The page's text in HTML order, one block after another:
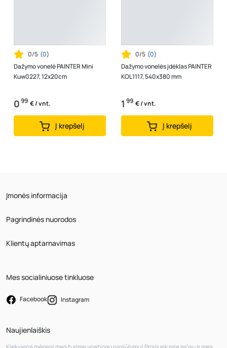
0/5 (0)
Dažymo vonelė PAINTER Mini
Kuw0227, 12x20cm
099 € / vnt.
Į krepšelį
0/5 (0)
Dažymo vonelės įdėklas PAINTER
KOL1117, 540x380 mm
1 99 € / vnt.
Į krepšelį
Įmonės informacija
Pagrindinės nuorodos
Klientų aptarnavimas
Mes socialiniuose tinkluose
Facebook Instagram
Naujienlaiškis